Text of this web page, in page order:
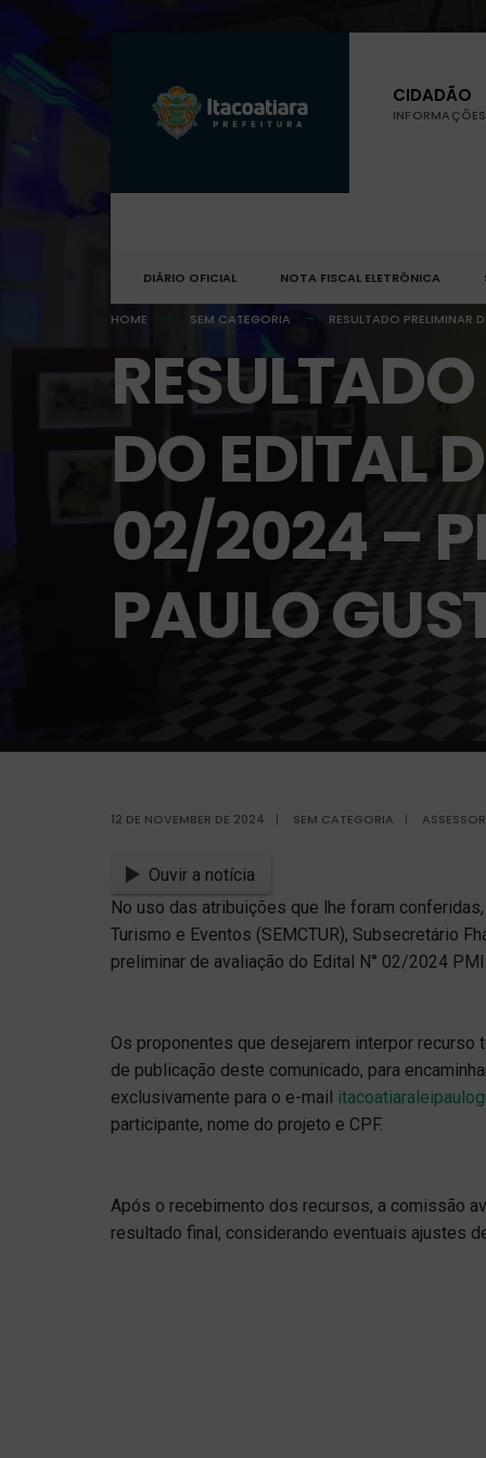
CIDADÃO
DIÁRIO OFICIAL NOTA FISCAL ELETRÔNICA
HOME SEM CATEGORIA RESULTADO
DO EDITAL
02/2024 –
PAULO
12 DE NOVEMBER DE 2024 | SEM CATEGORIA |
Ouvir a notícia
No uso das atribuições que lhe foram
Turismo e Eventos (SEMCTUR), Subsecretário
preliminar de avaliação do Edital N° 02/2024
Os proponentes que desejarem interpor
de publicação deste comunicado, para
exclusivamente para o e-mail
participante, nome do projeto e CPF.
Após o recebimento dos recursos, a comissão
resultado final, considerando eventuais ajustes